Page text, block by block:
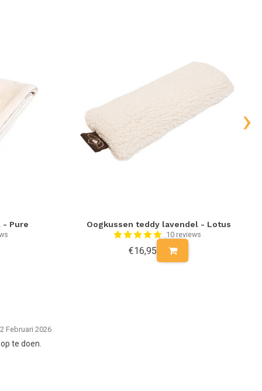
- Pure Oogkussen teddy lavendel - Lotus
10 reviews
€16,95
›
Februari 2026
te doen.